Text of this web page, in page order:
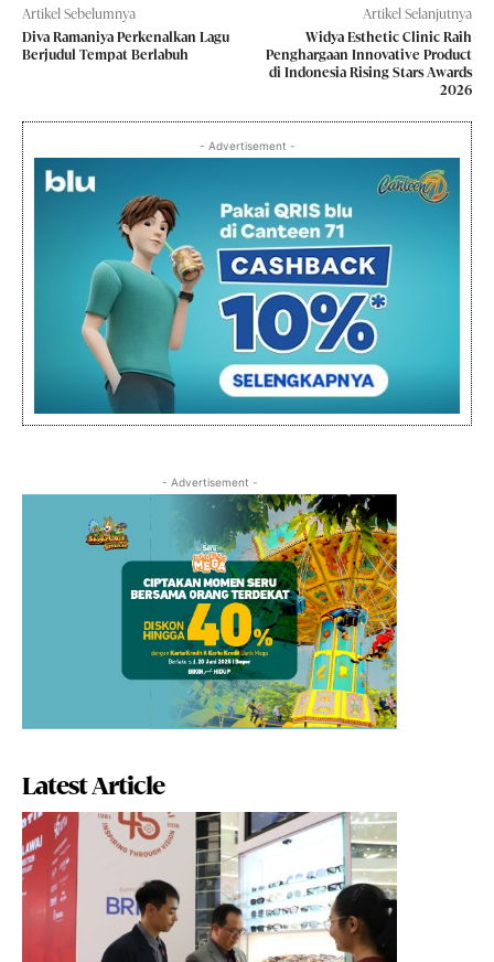
Artikel Sebelumnya
Diva Ramaniya Perkenalkan Lagu
Berjudul Tempat Berlabuh
Artikel Selanjutnya
Widya Esthetic Clinic Raih
Penghargaan Innovative Product
di Indonesia Rising Stars Awards
2026
- Advertisement -
- Advertisement -
Latest Article